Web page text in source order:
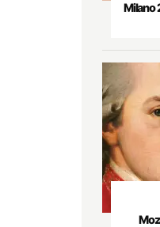
Milano